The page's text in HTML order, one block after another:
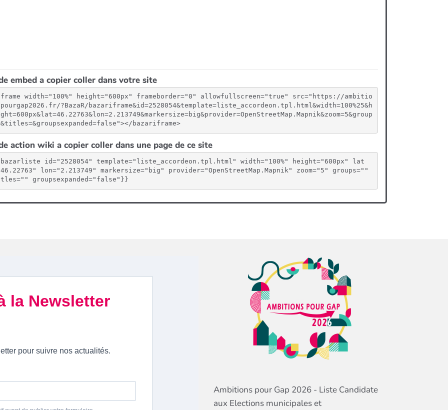
embed a copier coller dans votre site
width="100%" height="600px" frameborder="0" allowfullscreen="true" src="https://ambitio
?BazaR/bazariframe&id=2528054&template=liste_accordeon.tpl.html&width=100%25&h
bazariframe>
action wiki a copier coller dans une page de ce site
id="2528054" template="liste_accordeon.tpl.html" width="100%" height="600px" lat
lon="2.213749" markersize="big" provider="OpenStreetMap.Mapnik" zoom="5" groups=""
groupsexpanded="false"}}
Ambitions pour Gap 2026 - Liste Candidate
aux Elections municipales et